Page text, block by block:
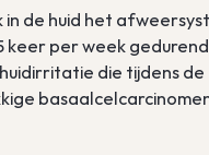
in de huid het
keer per week
die tijdens